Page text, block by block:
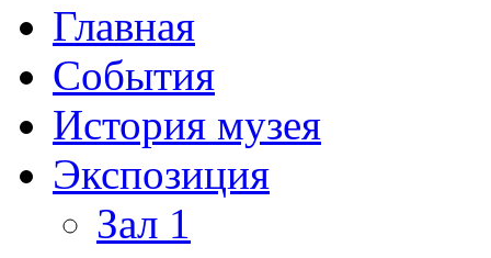
Главная
События
История музея
Экспозиция
Зал 1